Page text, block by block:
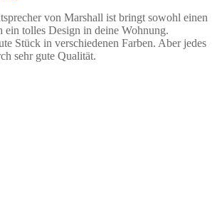
von Marshall ist bringt sowohl einen
ein tolles Design in deine Wohnung.
Stück in verschiedenen Farben. Aber jedes
sehr gute Qualität.